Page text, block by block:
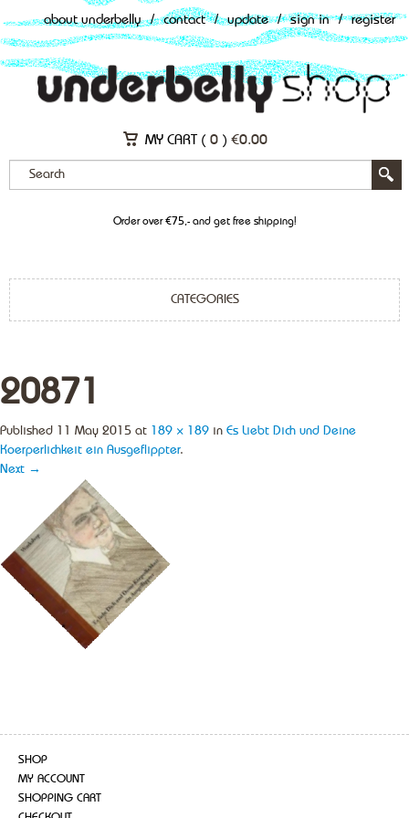
about underbelly / contact / update / sign in / register
MY CART ( 0 ) €0.00
Order over €75,- and get free shipping!
CATEGORIES
20871
Published 11 May 2015 at 189 × 189 in Es Liebt Dich und Deine
Koerperlichkeit ein Ausgeflippter.
Next →
SHOP
MY ACCOUNT
SHOPPING CART